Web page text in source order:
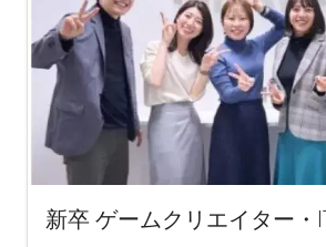
新卒 ゲームクリエイター・